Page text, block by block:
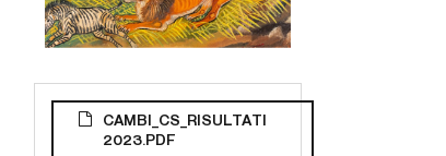
CAMBI_CS_RISULTATI
2023.PDF